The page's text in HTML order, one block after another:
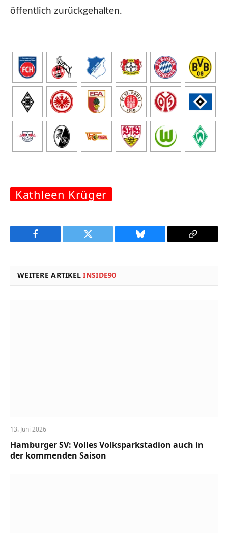
öffentlich zurückgehalten.
Kathleen Krüger
Facebook Twitter Bluesky
Copy
WEITERE ARTIKELINSIDE90
13. Juni 2026
Hamburger SV: Volles Volksparkstadion auch in
der kommenden Saison